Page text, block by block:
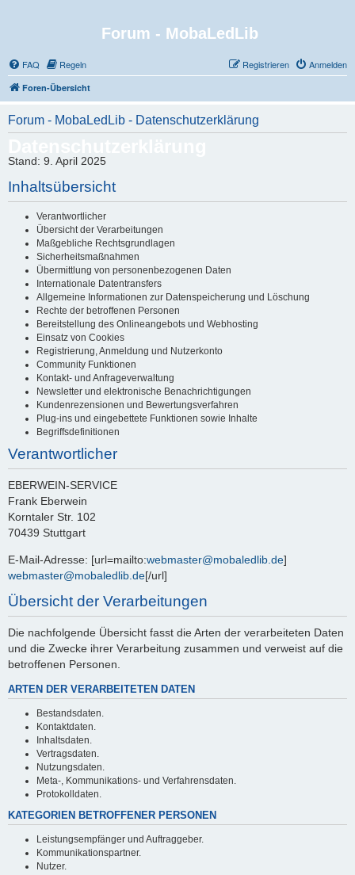
Forum - MobaLedLib
FAQ Regeln Anmelden
Registrieren
Foren-Übersicht
Forum - MobaLedLib - Datenschutzerklärung
Stand: 9. April 2025
Inhaltsübersicht
Verantwortlicher
Übersicht der Verarbeitungen
Maßgebliche Rechtsgrundlagen
Sicherheitsmaßnahmen
Übermittlung von personenbezogenen Daten
Internationale Datentransfers
Allgemeine Informationen zur Datenspeicherung und Löschung
Rechte der betroffenen Personen
Bereitstellung des Onlineangebots und Webhosting
Einsatz von Cookies
Registrierung, Anmeldung und Nutzerkonto
Community Funktionen
Kontakt- und Anfrageverwaltung
Newsletter und elektronische Benachrichtigungen
Kundenrezensionen und Bewertungsverfahren
Plug-ins und eingebettete Funktionen sowie Inhalte
Begriffsdefinitionen
Verantwortlicher
EBERWEIN-SERVICE
Frank Eberwein
Korntaler Str. 102
70439 Stuttgart
E-Mail-Adresse: [url=mailto:webmaster@mobaledlib.de]
webmaster@mobaledlib.de[/url]
Übersicht der Verarbeitungen
Die nachfolgende Übersicht fasst die Arten der verarbeiteten Daten
und die Zwecke ihrer Verarbeitung zusammen und verweist auf die
betroffenen Personen.
ARTEN DER VERARBEITETEN DATEN
Bestandsdaten.
Kontaktdaten.
Inhaltsdaten.
Vertragsdaten.
Nutzungsdaten.
Meta-, Kommunikations- und Verfahrensdaten.
Protokolldaten.
KATEGORIEN BETROFFENER PERSONEN
Leistungsempfänger und Auftraggeber.
Kommunikationspartner.
Nutzer.